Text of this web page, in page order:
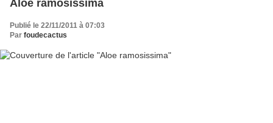
Aloe ramosissima
Publié le 22/11/2011 à 07:03
Par foudecactus